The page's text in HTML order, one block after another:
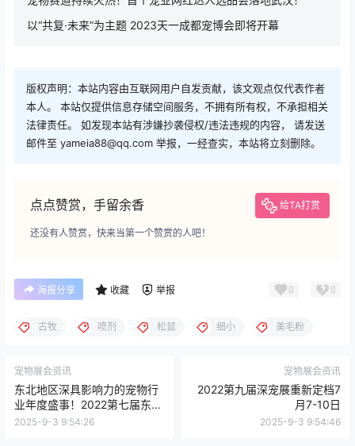
以“共复·未来”为主题 2023天一成都宠博会即将开幕
版权声明：本站内容由互联网用户自发贡献，该文观点仅代表作者
本人。 本站仅提供信息存储空间服务，不拥有所有权，不承担相关
法律责任。 如发现本站有涉嫌抄袭侵权/违法违规的内容， 请发送
邮件至 yameia88@qq.com 举报，一经查实，本站将立刻删除。
点点赞赏，手留余香 给TA打赏
还没有人赞赏，快来当第一个赞赏的人吧！
海报分享 收藏 举报 0 0
古牧 喷剂 松鼠 细小 美毛粉
宠物展会资讯
东北地区深具影响力的宠物行
业年度盛事！2022第七届东北
亚宠物展
2025-9-3 9:54:26
宠物展会资讯
2022第九届深宠展重新定档7
月7-10日
2025-9-3 9:54:46